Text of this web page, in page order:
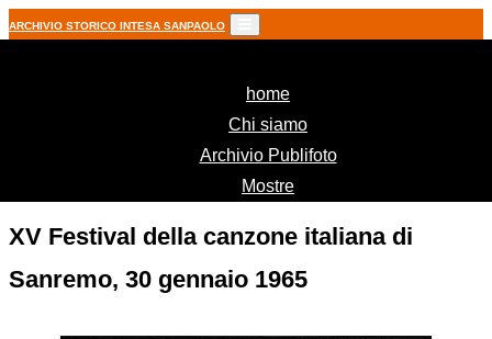
ARCHIVIO STORICO INTESA SANPAOLO
home(current)
Chi siamo
Archivio Publifoto
Mostre
XV Festival della canzone italiana di
Sanremo, 30 gennaio 1965